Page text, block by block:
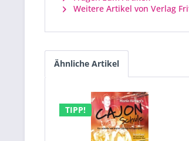
Weitere Artikel von Verlag
Ähnliche Artikel
TIPP!